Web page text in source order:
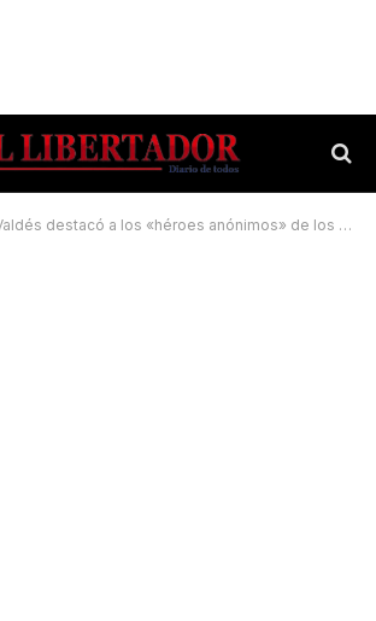
destacó a los «héroes anónimos» de los campos correntinos